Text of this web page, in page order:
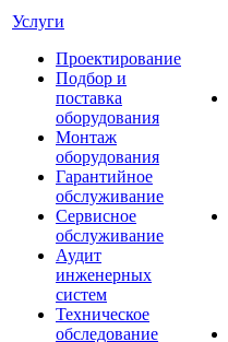
Услуги
Проектирование
Подбор и
поставка
оборудования
Монтаж
оборудования
Гарантийное
обслуживание
Сервисное
обслуживание
Аудит
инженерных
систем
Техническое
обследование